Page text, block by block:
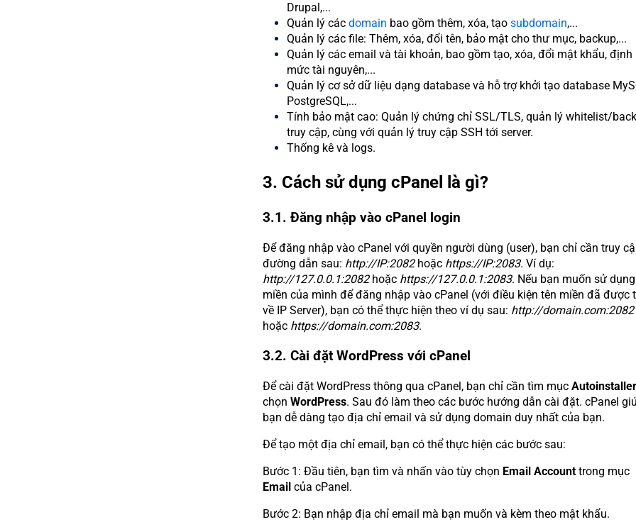
Drupal,...
Quản lý các domain bao gồm thêm, xóa, tạo subdomain,...
Quản lý các file: Thêm, xóa, đổi tên, bảo mật cho thư mục, backup,...
Quản lý các email và tài khoản, bao gồm tạo, xóa, đổi mật khẩu, định
mức tài nguyên,...
Quản lý cơ sở dữ liệu dạng database và hỗ trợ khởi tạo database
PostgreSQL,...
Tính bảo mật cao: Quản lý chứng chỉ SSL/TLS, quản lý whitelist/
truy cập, cùng với quản lý truy cập SSH tới server.
Thống kê và logs.
3. Cách sử dụng cPanel là gì?
3.1. Đăng nhập vào cPanel login
Để đăng nhập vào cPanel với quyền người dùng (user), bạn chỉ cần truy
đường dẫn sau: http://IP:2082hoặc https://IP:2083. Ví dụ:
http://127.0.0.1:2082hoặc https://127.0.0.1:2083. Nếu bạn muốn sử
miền của mình để đăng nhập vào cPanel (với điều kiện tên miền đã được
về IP Server), bạn có thể thực hiện theo ví dụ sau: http://domain.com:2082
hoặc https://domain.com:2083.
3.2. Cài đặt WordPress với cPanel
Để cài đặt WordPress thông qua cPanel, bạn chỉ cần tìm mục
chọn WordPress. Sau đó làm theo các bước hướng dẫn cài đặt. cPanel
bạn dễ dàng tạo địa chỉ email và sử dụng domain duy nhất của bạn.
Để tạo một địa chỉ email, bạn có thể thực hiện các bước sau:
Bước 1: Đầu tiên, bạn tìm và nhấn vào tùy chọn Email Accounttrong mục
Email của cPanel.
Bước 2: Bạn nhập địa chỉ email mà bạn muốn và kèm theo mật khẩu.